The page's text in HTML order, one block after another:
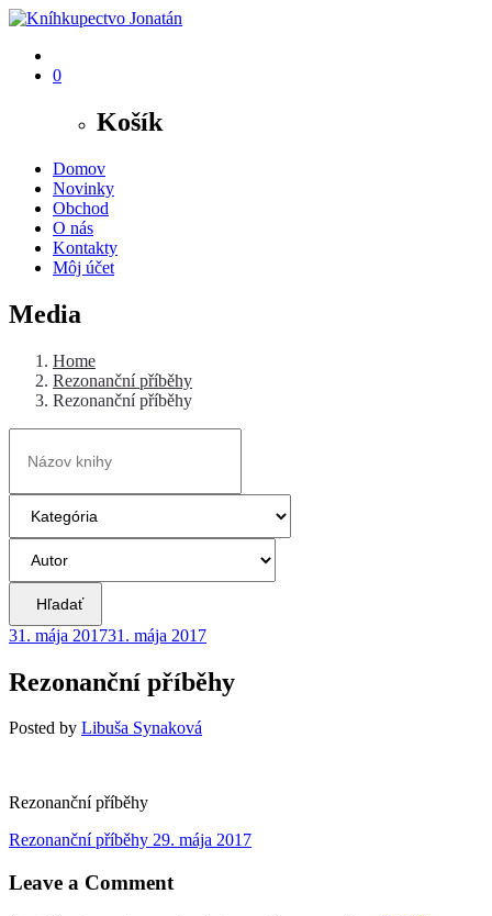
0
Košík
Domov
Novinky
Obchod
O nás
Kontakty
Môj účet
Media
Home
Rezonanční příběhy
Rezonanční příběhy
Hľadať
31. mája 201731. mája 2017
Rezonanční příběhy
Posted by Libuša Synaková
Rezonanční příběhy
Navigácia
v
Rezonanční příběhy Previous
29. mája 2017
Leave a Comment